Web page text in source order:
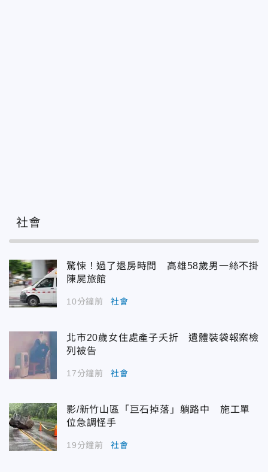
社會
驚悚！過了退房時間 高雄58歲男一絲不掛
陳屍旅館
10分鐘前 社會
北市20歲女住處產子夭折 遺體裝袋報案檢
列被告
17分鐘前 社會
影/新竹山區「巨石掉落」躺路中 施工單
位急調怪手
19分鐘前 社會